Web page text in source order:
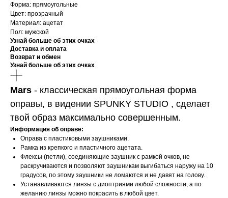
Форма: прямоугольные
Цвет: прозрачный
Материал: ацетат
Пол: мужской
Узнай больше об этих очках
Доставка и оплата
Возврат и обмен
Узнай больше об этих очках
Mars - классическая прямоугольная форма
оправы, в видении SPUNKY STUDIO , сделает
твой образ максимально совершенным.
Информация об оправе:
Оправа с пластиковыми заушниками.
Рамка из крепкого и пластичного ацетата.
Флексы (петли), соединяющие заушник с рамкой очков, не
раскручиваются и позволяют заушникам выгибаться наружу на 10
градусов, по этому заушники не ломаются и не давят на голову.
Устанавливаются линзы с диоптриями любой сложности, а по
желанию линзы можно покрасить в любой цвет.